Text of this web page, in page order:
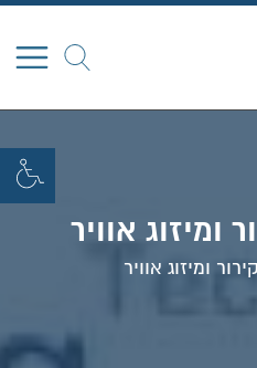
חפש
ומיזוג אוויר
ומיזוג אוויר